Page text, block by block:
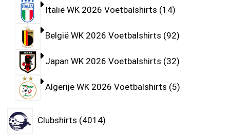
Italië WK 2026 Voetbalshirts 14
België WK 2026 Voetbalshirts 92
Japan WK 2026 Voetbalshirts 32
Algerije WK 2026 Voetbalshirts 5
Clubshirts 4014